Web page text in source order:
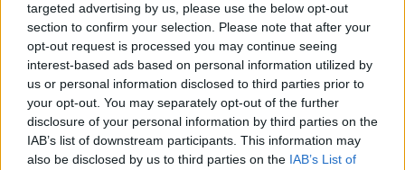
targeted advertising by us, please use the below opt-out
section to confirm your selection. Please note that after your
opt-out request is processed you may continue seeing
interest-based ads based on personal information utilized by
us or personal information disclosed to third parties prior to
your opt-out. You may separately opt-out of the further
disclosure of your personal information by third parties on the
IAB’s list of downstream participants. This information may
also be disclosed by us to third parties on the IAB’s List of
Puma & Macron
Des rapports suggèrent que Puma et Macron sont
également intéressés et devraient bientôt se joindre aux
négociations.
Si un passage à Adidas semble être l'alternative la plus